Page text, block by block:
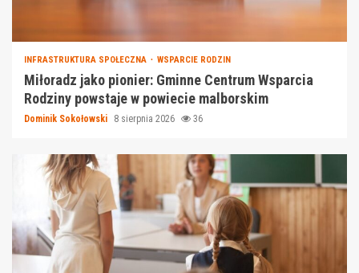
INFRASTRUKTURA SPOŁECZNA WSPARCIE RODZIN
Miłoradz jako pionier: Gminne Centrum Wsparcia
Rodziny powstaje w powiecie malborskim
Dominik Sokołowski 8 sierpnia 2026 36